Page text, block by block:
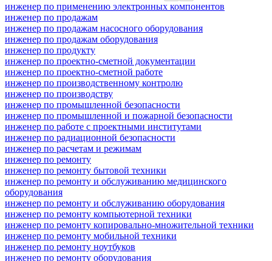
инженер по применению электронных компонентов
инженер по продажам
инженер по продажам насосного оборудования
инженер по продажам оборудования
инженер по продукту
инженер по проектно-сметной документации
инженер по проектно-сметной работе
инженер по производственному контролю
инженер по производству
инженер по промышленной безопасности
инженер по промышленной и пожарной безопасности
инженер по работе с проектными институтами
инженер по радиационной безопасности
инженер по расчетам и режимам
инженер по ремонту
инженер по ремонту бытовой техники
инженер по ремонту и обслуживанию медицинского
оборудования
инженер по ремонту и обслуживанию оборудования
инженер по ремонту компьютерной техники
инженер по ремонту копировально-множительной техники
инженер по ремонту мобильной техники
инженер по ремонту ноутбуков
инженер по ремонту оборудования